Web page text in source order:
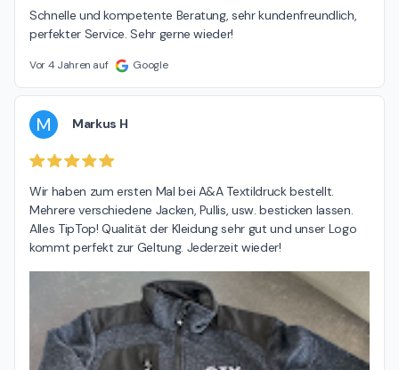
Schnelle und kompetente Beratung, sehr kundenfreundlich,
perfekter Service. Sehr gerne wieder!
Vor 4 Jahren auf Google
M Markus H
Wir haben zum ersten Mal bei A&A Textildruck bestellt.
Mehrere verschiedene Jacken, Pullis, usw. besticken lassen.
Alles TipTop! Qualität der Kleidung sehr gut und unser Logo
kommt perfekt zur Geltung. Jederzeit wieder!